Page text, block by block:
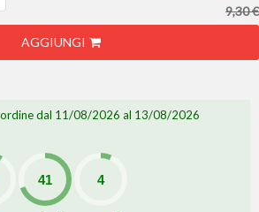
AGGIUNGI
9,30 €
ordine dal 11/08/2026 al 13/08/2026